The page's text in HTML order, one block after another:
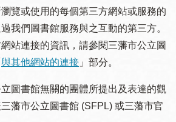
覽或使用的每個第三方網站或服務的
我們圖書館服務與之互動的第三方。
站連接的資訊，請參閱三藩市公立圖
與其他網站的連接 」部分。
圖書館無關的團體所提出及表達的觀
藩市公立圖書館 (SFPL) 或三藩市官